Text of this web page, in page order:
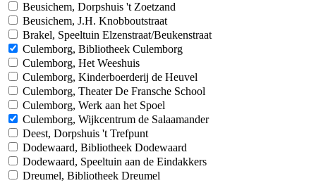
Beusichem, Dorpshuis 't Zoetzand
Beusichem, J.H. Knobboutstraat
Brakel, Speeltuin Elzenstraat/Beukenstraat
Culemborg, Bibliotheek Culemborg
Culemborg, Het Weeshuis
Culemborg, Kinderboerderij de Heuvel
Culemborg, Theater De Fransche School
Culemborg, Werk aan het Spoel
Culemborg, Wijkcentrum de Salaamander
Deest, Dorpshuis 't Trefpunt
Dodewaard, Bibliotheek Dodewaard
Dodewaard, Speeltuin aan de Eindakkers
Dreumel, Bibliotheek Dreumel